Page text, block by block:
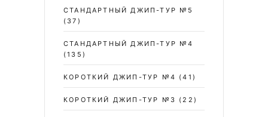
СТАНДАРТНЫЙ ДЖИП-ТУР №5
(37)
СТАНДАРТНЫЙ ДЖИП-ТУР №4
(135)
КОРОТКИЙ ДЖИП-ТУР №4 (41)
КОРОТКИЙ ДЖИП-ТУР №3 (22)